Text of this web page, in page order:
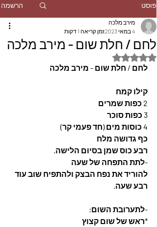
פוסט הרשמה
לחם / חלת שום - מירב מלכה
מירב מלכה
4 במאי 2023
זמן קריאה 1 דקות
דירוג של NaN מתוך 5 כוכבים
לחם / חלת שום - מירב מלכה
קילו קמח
2 כפות שמרים
3 כפות סוכר
4 כוסות מים (חד פעמי קר)
כף גדושה מלח
רבע כוס שמן בסיום הלישה.
-לתת התפחה של שעה
להוריד את נפח הבצק ולהתפיח שוב עוד
רבע שעה.
-לתערובת השום:
*ראש של שום קצוץ